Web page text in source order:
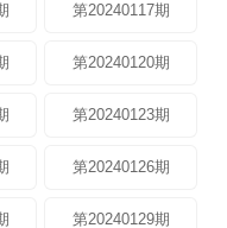
第20240117期
第20240120期
第20240123期
第20240126期
第20240129期